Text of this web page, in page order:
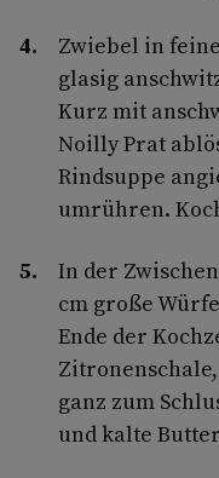
Zwiebel in
glasig
Kurz mit
Noilly Prat
Rindsuppe
umrühren.
In der
cm große
Ende der
ganz zum
und kalte